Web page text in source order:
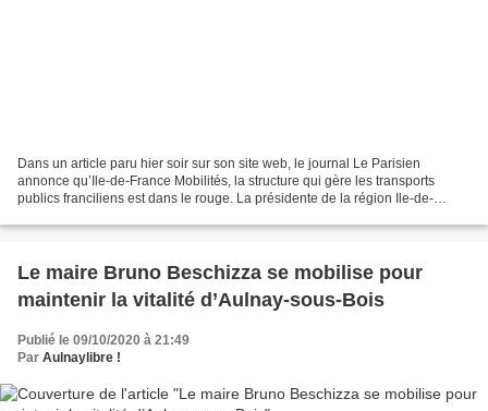
Dans un article paru hier soir sur son site web, le journal Le Parisien
annonce qu’Ile-de-France Mobilités, la structure qui gère les transports
publics franciliens est dans le rouge. La présidente de la région Ile-de-
Le maire Bruno Beschizza se mobilise pour
maintenir la vitalité d’Aulnay-sous-Bois
Publié le 09/10/2020 à 21:49
Par Aulnaylibre !